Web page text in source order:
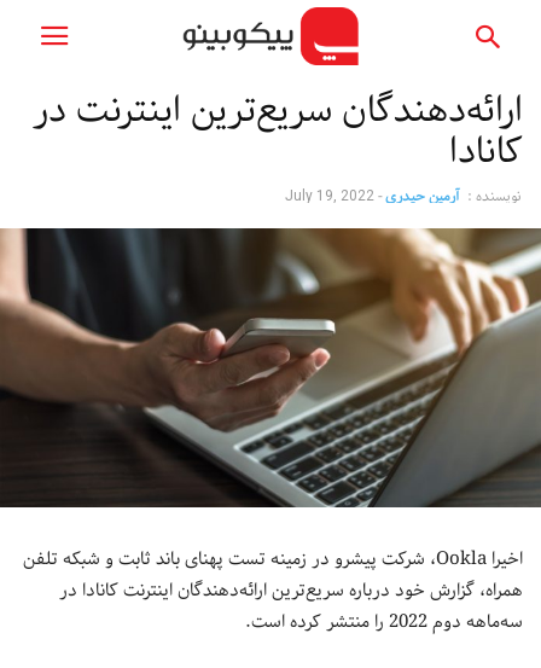
ارائه‌دهندگان سریع‌ترین اینترنت در
کانادا
نویسنده : آرمین حیدری-
July 19, 2022
اخیرا Ookla، شرکت پیشرو در زمینه تست پهنای باند ثابت و شبکه تلفن
همراه، گزارش خود درباره سریع‌ترین ارائه‌دهندگان اینترنت کانادا در
سه‌ماهه دوم 2022 را منتشر کرده است.